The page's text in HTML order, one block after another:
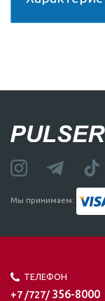
Мы принимаем:
ТЕЛЕФОН
+7 /727/ 356-8000